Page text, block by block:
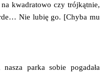
kwa­dra­to­wo czy trój­kąt­nie,
Nie lubię go. [Chy­ba mu
par­ka sobie poga­da­ła